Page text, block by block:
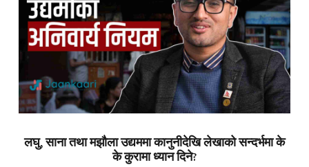
लघु, साना तथा मझौला उद्यममा कानुनीदेखि लेखाको सन्दर्भमा के
के कुरामा ध्यान दिने?